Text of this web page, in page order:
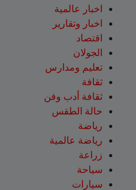
اخبار عالمية
اخبار وتقارير
اقتصاد
الجولان
تعليم ومدارس
ثقافة
ثقافة أدب وفن
حالة الطقس
رياضة
رياضة عالمية
زراعة
سياحة
سيارات